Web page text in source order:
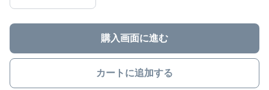
購入画面に進む
カートに追加する